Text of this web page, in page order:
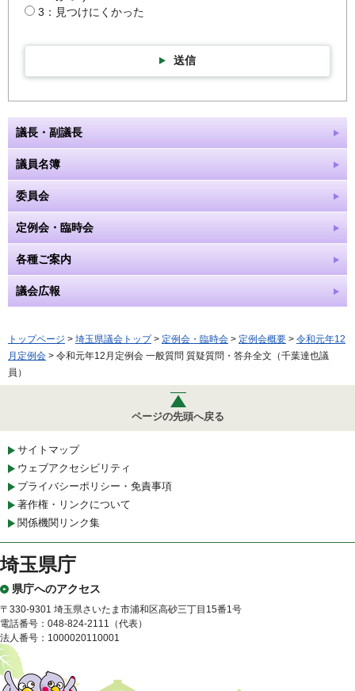
3：見つけにくかった
送信
議長・副議長
議員名簿
委員会
定例会・臨時会
各種ご案内
議会広報
トップページ > 埼玉県議会トップ> 定例会・臨時会 > 定例会概要 > 令和元年12
月定例会 > 令和元年12月定例会 一般質問 質疑質問・答弁全文（千葉達也議
員）
ページの先頭へ戻る
サイトマップ
ウェブアクセシビリティ
プライバシーポリシー・免責事項
著作権・リンクについて
関係機関リンク集
埼玉県庁
県庁へのアクセス
〒330-9301 埼玉県さいたま市浦和区高砂三丁目15番1号
電話番号：048-824-2111（代表）
法人番号：1000020110001